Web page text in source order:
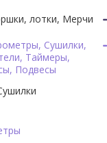
лотки, Мерчи
Сушилки,
Таймеры,
Подвесы